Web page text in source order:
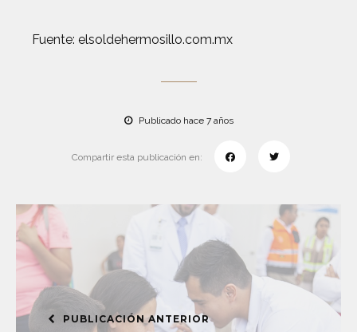
Fuente: elsoldehermosillo.com.mx
Publicado hace 7 años
Compartir esta publicación en:
PUBLICACIÓN ANTERIOR